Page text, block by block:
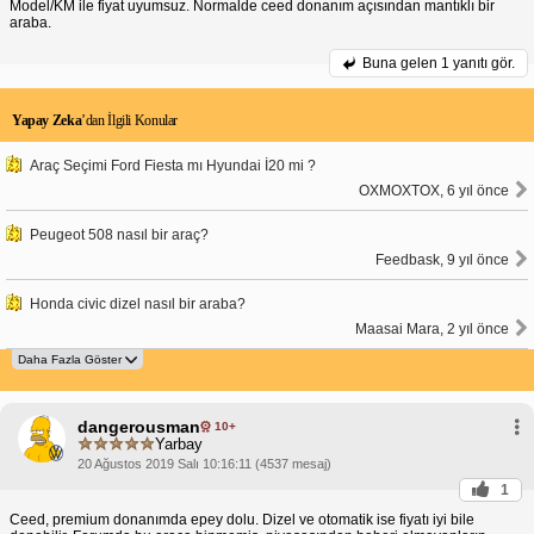
Model/KM ile fiyat uyumsuz. Normalde ceed donanım açısından mantıklı bir
araba.
Buna gelen 1 yanıtı gör.
Yapay Zeka’dan İlgili Konular
Araç Seçimi Ford Fiesta mı Hyundai İ20 mi ?
OXMOXTOX, 6 yıl önce
Peugeot 508 nasıl bir araç?
Feedbask, 9 yıl önce
Honda civic dizel nasıl bir araba?
Maasai Mara, 2 yıl önce
dangerousman 10+
Yarbay
20 Ağustos 2019 Salı 10:16:11 (4537 mesaj)
1
Ceed, premium donanımda epey dolu. Dizel ve otomatik ise fiyatı iyi bile